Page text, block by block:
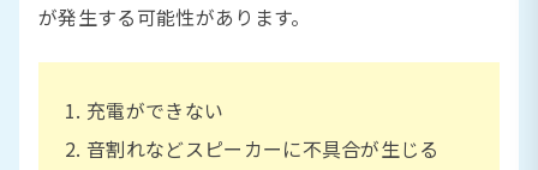
が発生する可能性があります。
充電ができない
音割れなどスピーカーに不具合が生じる